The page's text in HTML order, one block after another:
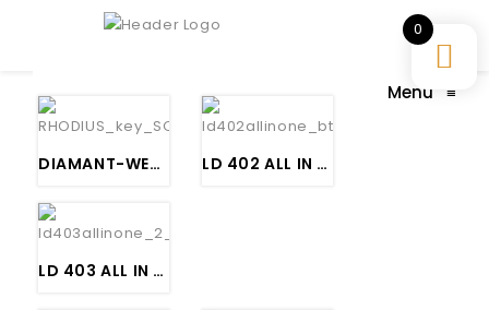
Menu ≡
DIAMANT-WERKZEUGE-PILA Made in Germany LD 402 ALL IN ONE – RHODIUS
LD 403 ALL IN ONE – RHODIUS
0